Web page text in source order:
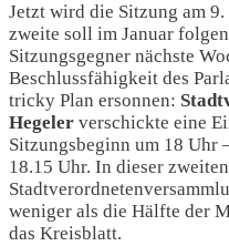
Jetzt wird die Sitzung am
zweite soll im Januar
Sitzungsgegner nächste
Beschlussfähigkeit des
tricky Plan ersonnen:
Hegeler verschickte eine
Sitzungsbeginn um 18 Uhr
18.15 Uhr. In dieser
weniger als die Hälfte der
das Kreisblatt.